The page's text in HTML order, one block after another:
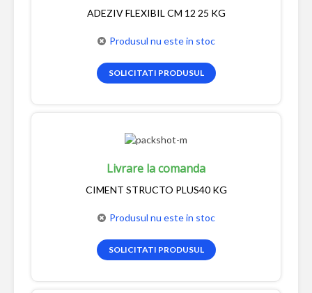
ADEZIV FLEXIBIL CM 12 25 KG
Produsul nu este in stoc
SOLICITATI PRODUSUL
Livrare la comanda
CIMENT STRUCTO PLUS40 KG
Produsul nu este in stoc
SOLICITATI PRODUSUL